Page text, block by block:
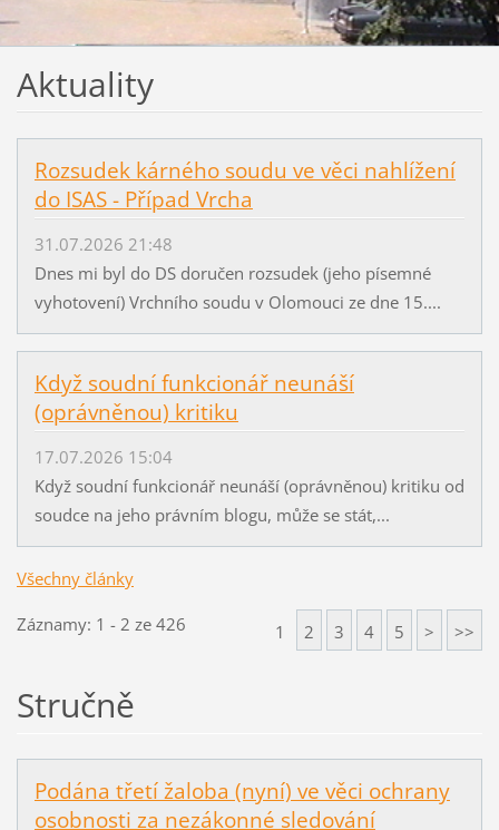
Aktuality
Rozsudek kárného soudu ve věci nahlížení
do ISAS - Případ Vrcha
31.07.2026 21:48
Dnes mi byl do DS doručen rozsudek (jeho písemné
vyhotovení) Vrchního soudu v Olomouci ze dne 15....
Když soudní funkcionář neunáší
(oprávněnou) kritiku
17.07.2026 15:04
Když soudní funkcionář neunáší (oprávněnou) kritiku od
soudce na jeho právním blogu, může se stát,...
Všechny články
Záznamy: 1 - 2 ze 426 1 2 3 4 5 > >>
Stručně
Podána třetí žaloba (nyní) ve věci ochrany
osobnosti za nezákonné sledování